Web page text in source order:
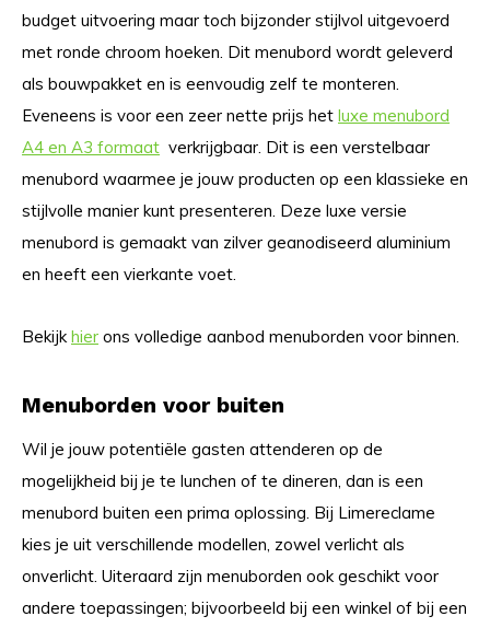
budget uitvoering maar toch bijzonder stijlvol uitgevoerd
met ronde chroom hoeken. Dit menubord wordt geleverd
als bouwpakket en is eenvoudig zelf te monteren.
Eveneens is voor een zeer nette prijs het luxe menubord
A4 en A3 formaat verkrijgbaar. Dit is een verstelbaar
menubord waarmee je jouw producten op een klassieke en
stijlvolle manier kunt presenteren. Deze luxe versie
menubord is gemaakt van zilver geanodiseerd aluminium
en heeft een vierkante voet.
Bekijkhier ons volledige aanbod menuborden voor binnen.
Menuborden voor buiten
Wil je jouw potentiële gasten attenderen op de
mogelijkheid bij je te lunchen of te dineren, dan is een
menubord buiten een prima oplossing. Bij Limereclame
kies je uit verschillende modellen, zowel verlicht als
onverlicht. Uiteraard zijn menuborden ook geschikt voor
andere toepassingen; bijvoorbeeld bij een winkel of bij een